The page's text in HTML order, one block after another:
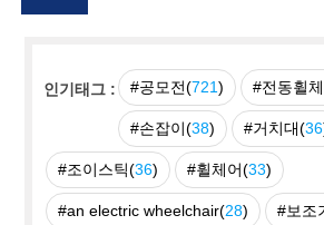
인기태그 : #공모전(721) #전동휠
#손잡이(38) #거치대(36
#조이스틱(36) #휠체어(33)
#an electric wheelchair(28) #보조